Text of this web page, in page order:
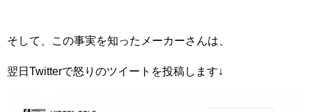
そして、この事実を知ったメーカーさんは、
翌日Twitterで怒りのツイートを投稿します↓